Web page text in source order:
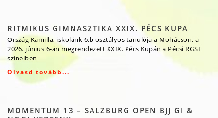
RITMIKUS GIMNASZTIKA XXIX. PÉCS KUPA
Ország Kamilla, iskolánk 6.b osztályos tanulója a Mohácson, a
2026. június 6-án megrendezett XXIX. Pécs Kupán a Pécsi RGSE
színeiben
Olvasd tovább...
MOMENTUM 13 – SALZBURG OPEN BJJ GI &